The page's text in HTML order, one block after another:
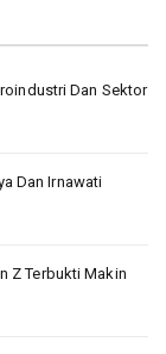
Dan Sektor
Dan Irnawati
Z Terbukti Makin